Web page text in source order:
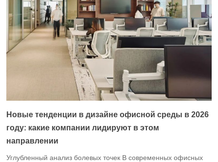
Новые тенденции в дизайне офисной среды в 2026
году: какие компании лидируют в этом
направлении
Углубленный анализ болевых точек В современных офисных